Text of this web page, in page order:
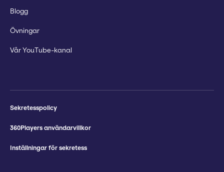
Blogg
Övningar
Vår YouTube-kanal
Sekretesspolicy
360Players användarvillkor
Inställningar för sekretess